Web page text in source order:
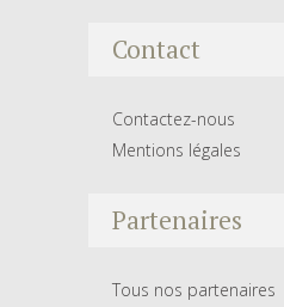
Contact
Contactez-nous
Mentions légales
Partenaires
Tous nos partenaires